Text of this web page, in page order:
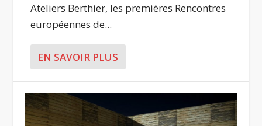
Ateliers Berthier, les premières Rencontres
européennes de...
EN SAVOIR PLUS